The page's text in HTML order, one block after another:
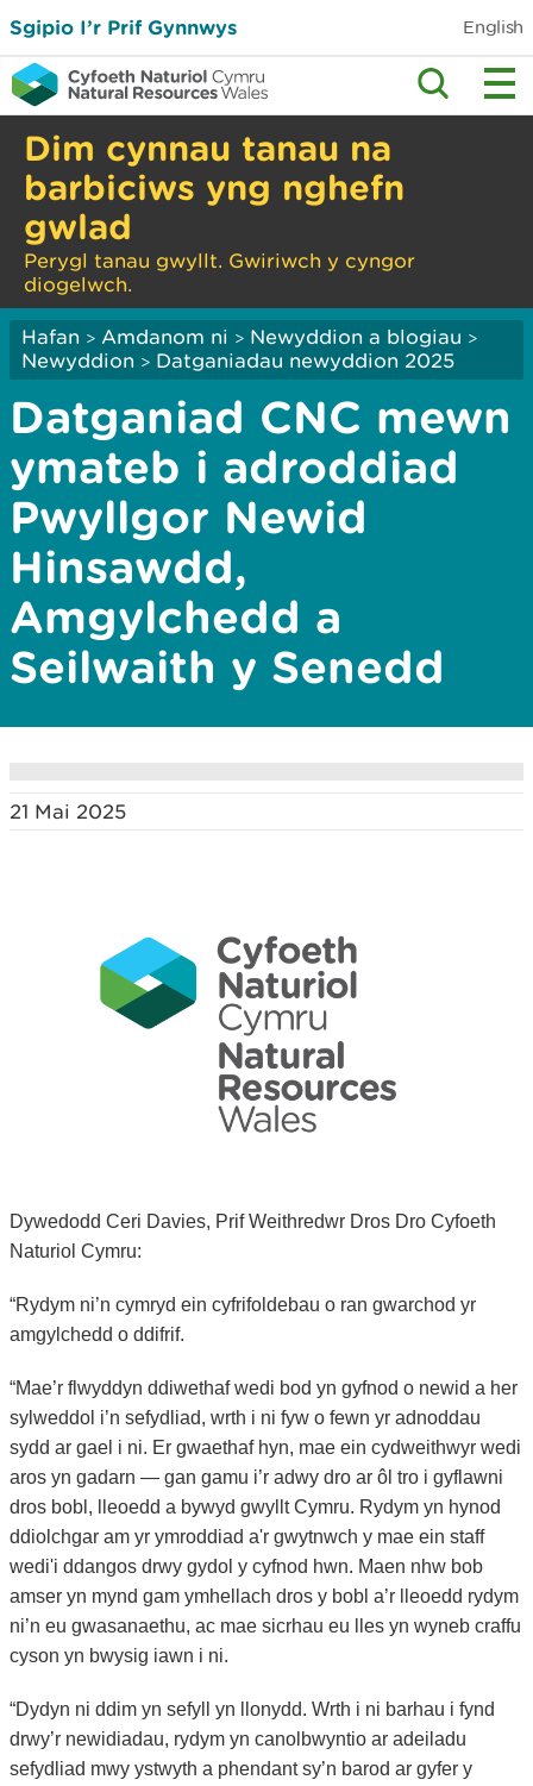
Sgipio I’r Prif Gynnwys English
Dim cynnau tanau na
barbiciws yng nghefn
gwlad
Perygl tanau gwyllt. Gwiriwch y cyngor
diogelwch.
Hafan > Amdanom ni > Newyddion a blogiau >
Newyddion > Datganiadau newyddion 2025
Datganiad CNC mewn
ymateb i adroddiad
Pwyllgor Newid
Hinsawdd,
Amgylchedd a
Seilwaith y Senedd
21 Mai 2025
Dywedodd Ceri Davies, Prif Weithredwr Dros Dro Cyfoeth
Naturiol Cymru:
“Rydym ni’n cymryd ein cyfrifoldebau o ran gwarchod yr
amgylchedd o ddifrif.
“Mae’r flwyddyn ddiwethaf wedi bod yn gyfnod o newid a her
sylweddol i’n sefydliad, wrth i ni fyw o fewn yr adnoddau
sydd ar gael i ni. Er gwaethaf hyn, mae ein cydweithwyr wedi
aros yn gadarn — gan gamu i’r adwy dro ar ôl tro i gyflawni
dros bobl, lleoedd a bywyd gwyllt Cymru. Rydym yn hynod
ddiolchgar am yr ymroddiad a'r gwytnwch y mae ein staff
wedi'i ddangos drwy gydol y cyfnod hwn. Maen nhw bob
amser yn mynd gam ymhellach dros y bobl a’r lleoedd rydym
ni’n eu gwasanaethu, ac mae sicrhau eu lles yn wyneb craffu
cyson yn bwysig iawn i ni.
“Dydyn ni ddim yn sefyll yn llonydd. Wrth i ni barhau i fynd
drwy’r newidiadau, rydym yn canolbwyntio ar adeiladu
sefydliad mwy ystwyth a phendant sy’n barod ar gyfer y